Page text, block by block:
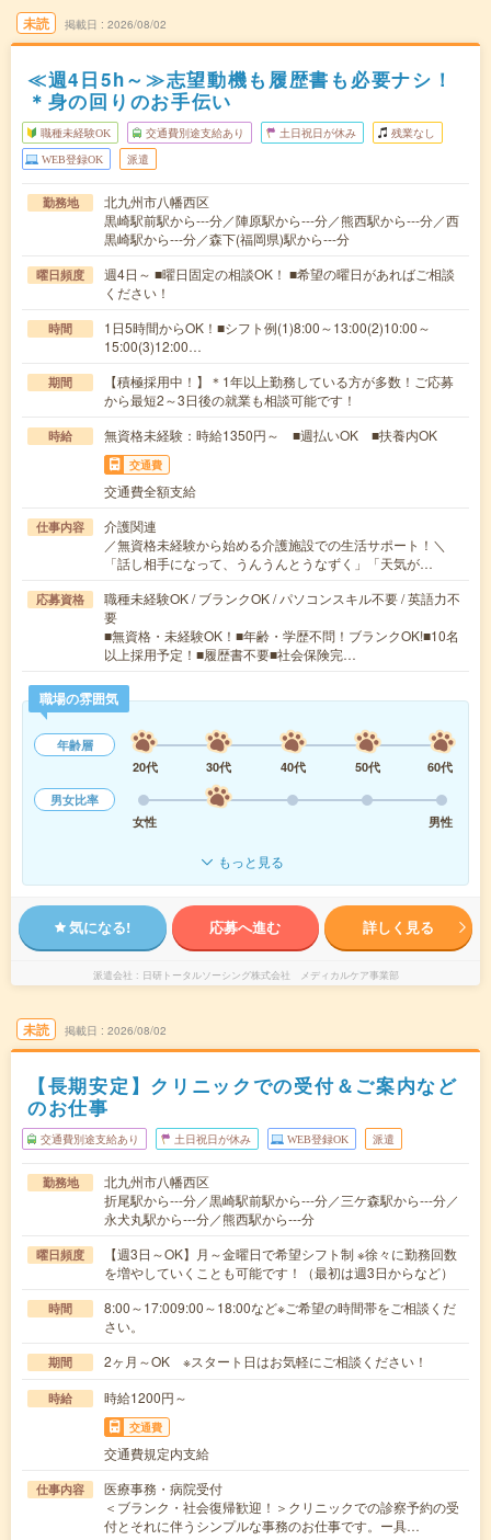
未読 掲載日 2026/08/02
≪週4日5h～≫志望動機も履歴書も必要ナシ！
＊身の回りのお手伝い
職種未経験OK 交通費別途支給あり 土日祝日が休み 残業なし
WEB登録OK 派遣
勤務地
北九州市八幡西区
黒崎駅前駅から---分／陣原駅から---分／熊西駅から---分／西
黒崎駅から---分／森下(福岡県)駅から---分
曜日頻度
週4日～ ■曜日固定の相談OK！ ■希望の曜日があればご相談
ください！
時間
1日5時間からOK！■シフト例(1)8:00～13:00(2)10:00～
15:00(3)12:00…
期間
【積極採用中！】＊1年以上勤務している方が多数！ご応募
から最短2～3日後の就業も相談可能です！
時給 無資格未経験：時給1350円～ ■週払いOK ■扶養内OK
交通費
交通費全額支給
仕事内容
介護関連
／無資格未経験から始める介護施設での生活サポート！＼
「話し相手になって、うんうんとうなずく」「天気が…
応募資格
職種未経験OK / ブランクOK / パソコンスキル不要 / 英語力不
要
■無資格・未経験OK！■年齢・学歴不問！ブランクOK!■10名
以上採用予定！■履歴書不要■社会保険完…
職場の雰囲気
年齢層
20代
30代 40代 50代
60代
男女比率
女性
男性
もっと見る
気になる! 応募へ進む 詳しく見る
派遣会社 日研トータルソーシング株式会社 メディカルケア事業部
未読 掲載日 2026/08/02
【長期安定】クリニックでの受付＆ご案内など
のお仕事
交通費別途支給あり 土日祝日が休み WEB登録OK 派遣
勤務地
北九州市八幡西区
折尾駅から---分／黒崎駅前駅から---分／三ケ森駅から---分／
永犬丸駅から---分／熊西駅から---分
曜日頻度
【週3日～OK】月～金曜日で希望シフト制 ※徐々に勤務回数
を増やしていくことも可能です！（最初は週3日からなど）
時間
8:00～17:009:00～18:00など※ご希望の時間帯をご相談くだ
さい。
期間 2ヶ月～OK ※スタート日はお気軽にご相談ください！
時給 時給1200円～
交通費
交通費規定内支給
仕事内容
医療事務・病院受付
＜ブランク・社会復帰歓迎！＞クリニックでの診察予約の受
付とそれに伴うシンプルな事務のお仕事です。ー具…